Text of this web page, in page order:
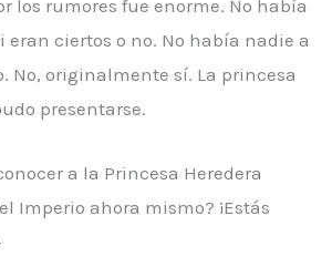
los rumores fue enorme. No había
eran ciertos o no. No había nadie a
No, originalmente sí. La princesa
presentarse.
a la Princesa Heredera
Imperio ahora mismo? ¡Estás